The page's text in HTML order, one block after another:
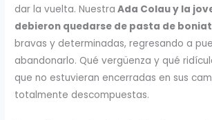
dar la vuelta. Nuestra Ada Colau y la
debieron quedarse de pasta de
bravas y determinadas, regresando a
abandonarlo. Qué vergüenza y qué
que no estuvieran encerradas en sus
totalmente descompuestas.